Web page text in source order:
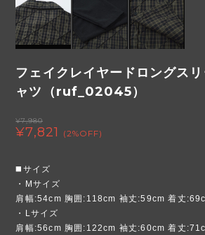
フェイクレイヤードロングス
ャツ（ruf_02045）
¥7,980
¥7,821 (2%OFF)
◼️サイズ
・Mサイズ
肩幅:54cm 胸囲:118cm 袖丈:59cm 着丈
・Lサイズ
肩幅:56cm 胸囲:122cm 袖丈:60cm 着丈